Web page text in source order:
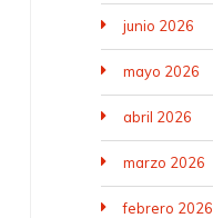
junio 2026
mayo 2026
abril 2026
marzo 2026
febrero 2026